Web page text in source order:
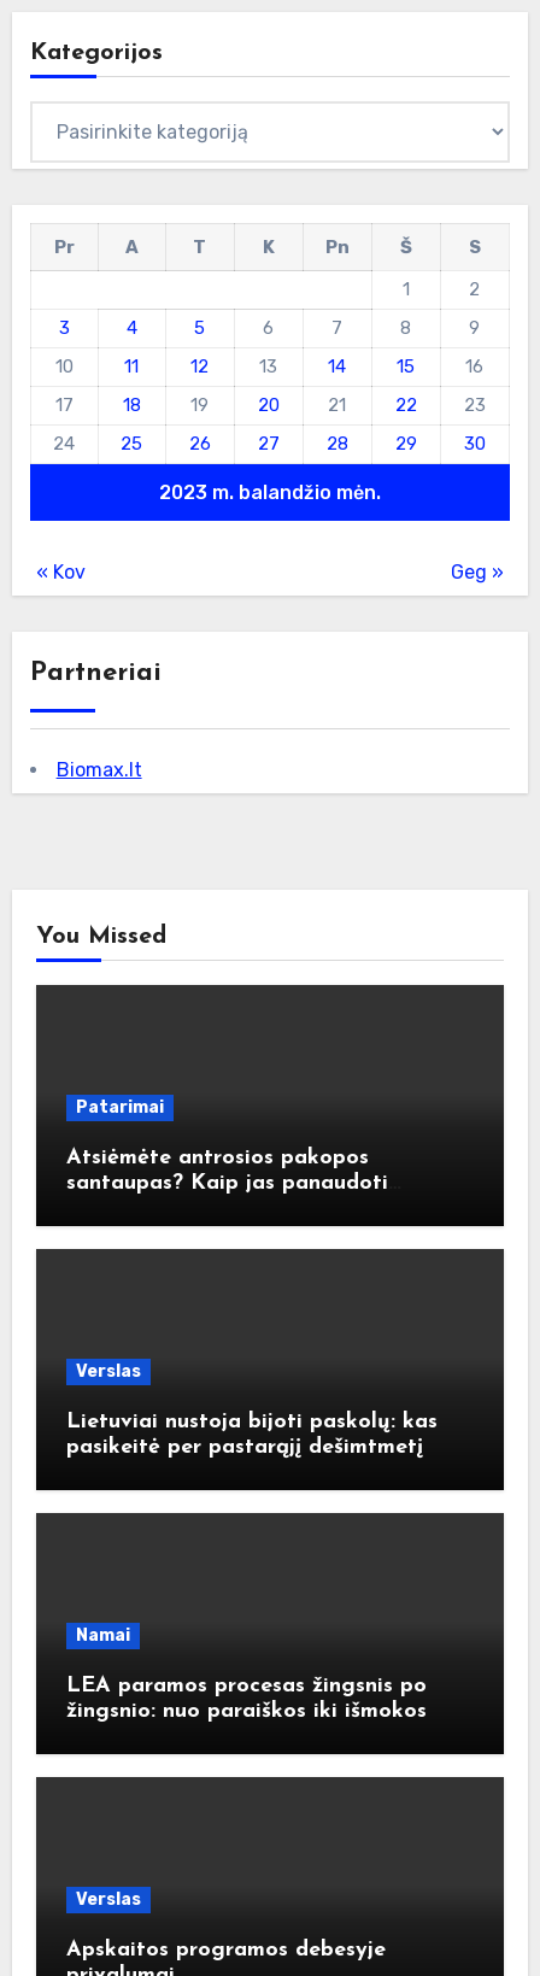
Kategorijos
2023 m. balandžio mėn.
Pr A T K Pn Š
S
1
2
3
4 5 6 7 8
9
10
11 12 13 14 15
16
17
18 19 20 21 22
23
24
25 26 27 28 29 30
« Kov Geg »
Partneriai
Biomax.lt
You Missed
Patarimai
Atsiėmėte antrosios pakopos
santaupas? Kaip jas panaudoti
Verslas
Lietuviai nustoja bijoti paskolų: kas
pasikeitė per pastarąjį dešimtmetį
Namai
LEA paramos procesas žingsnis po
žingsnio: nuo paraiškos iki išmokos
Verslas
Apskaitos programos debesyje